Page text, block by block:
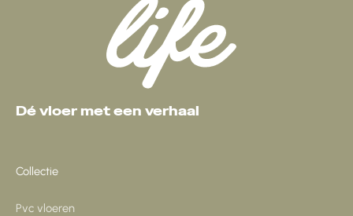
Dé vloer met een verhaal
Collectie
Pvc vloeren